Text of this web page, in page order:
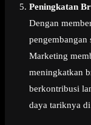
Peningkatan
Dengan
pengembangan
Marketing
meningkatkan
berkontribusi
daya tariknya di